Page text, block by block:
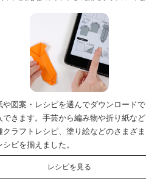
や図案・レシピを選んでダウンロードで
できます。手芸から編み物や折り紙など
クラフトレシピ、塗り絵などのさまざま
シピを揃えました。
レシピを見る